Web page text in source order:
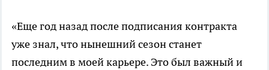
«Еще год назад после подписания контракта
уже знал, что нынешний сезон станет
последним в моей карьере. Это был важный и